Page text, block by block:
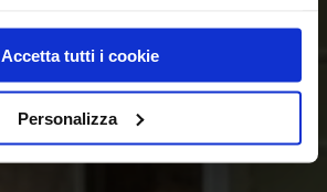
Accetta tutti i cookie
Personalizza